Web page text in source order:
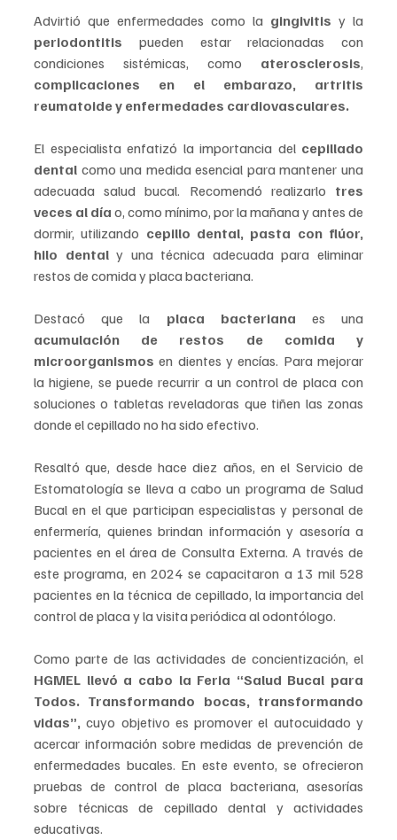
Advirtió que enfermedades como la gingivitis
periodontitis pueden estar relacionadas con
condiciones sistémicas, como aterosclerosis
complicaciones en el embarazo, artritis
reumatoide y enfermedades cardiovasculares.
El especialista enfatizó la importancia del cepillado
dental como una medida esencial para mantener una
adecuada salud bucal. Recomendó realizarlo tres
veces al día o, como mínimo, por la mañana y antes de
dormir, utilizando cepillo dental, pasta con flúor,
hilo dental y una técnica adecuada para eliminar
restos de comida y placa bacteriana.
Destacó que la placa bacteriana es una
acumulación de restos de comida y
microorganismos en dientes y encías. Para mejorar
la higiene, se puede recurrir a un control de placa con
soluciones o tabletas reveladoras que tiñen las zonas
donde el cepillado no ha sido efectivo.
Resaltó que, desde hace diez años, en el Servicio de
Estomatología se lleva a cabo un programa de Salud
Bucal en el que participan especialistas y personal de
enfermería, quienes brindan información y asesoría a
pacientes en el área de Consulta Externa. A través de
este programa, en 2024 se capacitaron a 13 mil 528
pacientes en la técnica de cepillado, la importancia del
control de placa y la visita periódica al odontólogo.
HGMEL llevó a cabo la Feria “Salud Bucal para
Todos. Transformando bocas, transformando
vidas”, cuyo objetivo es promover el autocuidado y
acercar información sobre medidas de prevención de
enfermedades bucales. En este evento, se ofrecieron
pruebas de control de placa bacteriana, asesorías
sobre técnicas de cepillado dental y actividades
educativas.